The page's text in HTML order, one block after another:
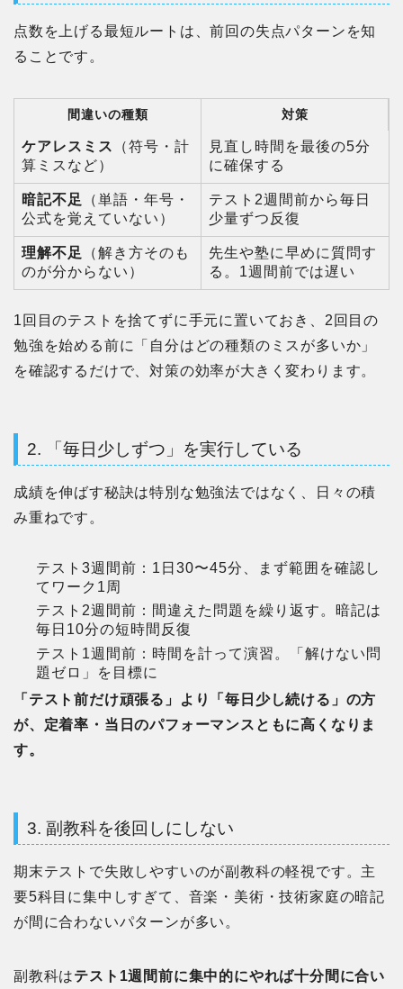
点数を上げる最短ルートは、前回の失点パターンを知
ることです。
間違いの種類 対策
ケアレスミス
（符号・計
算ミスなど）
見直し時間を最後の5分
に確保する
暗記不足
（単語・年号・
公式を覚えていない）
テスト2週間前から毎日
少量ずつ反復
理解不足
（解き方そのも
のが分からない）
先生や塾に早めに質問す
る。1週間前では遅い
1回目のテストを捨てずに手元に置いておき、2回目の
勉強を始める前に「自分はどの種類のミスが多いか」
を確認するだけで、対策の効率が大きく変わります。
2. 「毎日少しずつ」を実行している
成績を伸ばす秘訣は特別な勉強法ではなく、日々の積
み重ねです。
テスト3週間前：1日30〜45分、まず範囲を確認し
てワーク1周
テスト2週間前：間違えた問題を繰り返す。暗記は
毎日10分の短時間反復
テスト1週間前：時間を計って演習。「解けない問
題ゼロ」を目標に
「テスト前だけ頑張る」より「毎日少し続ける」の方
が、定着率・当日のパフォーマンスともに高くなりま
す。
3. 副教科を後回しにしない
期末テストで失敗しやすいのが副教科の軽視です。主
要5科目に集中しすぎて、音楽・美術・技術家庭の暗記
が間に合わないパターンが多い。
副教科はテスト1週間前に集中的にやれば十分間に合い